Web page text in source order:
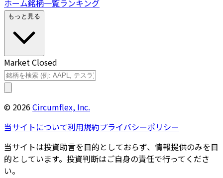
ホーム銘柄一覧ランキング
もっと見る
Market Closed
© 2026Circumflex, Inc.
当サイトについて利用規約プライバシーポリシー
当サイトは投資助言を目的としておらず、情報提供のみを目
的としています。投資判断はご自身の責任で行ってくださ
い。